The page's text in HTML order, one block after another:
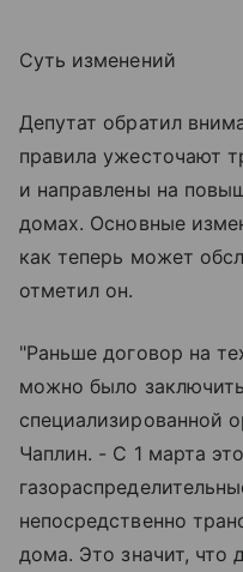
Суть изменений
Депутат обратил
правила ужесточают
и направлены на
домах. Основные
как теперь может
отметил он.
"Раньше договор на
можно было
специализированной
Чаплин. - С 1 марта
непосредственно
дома. Это значит, что